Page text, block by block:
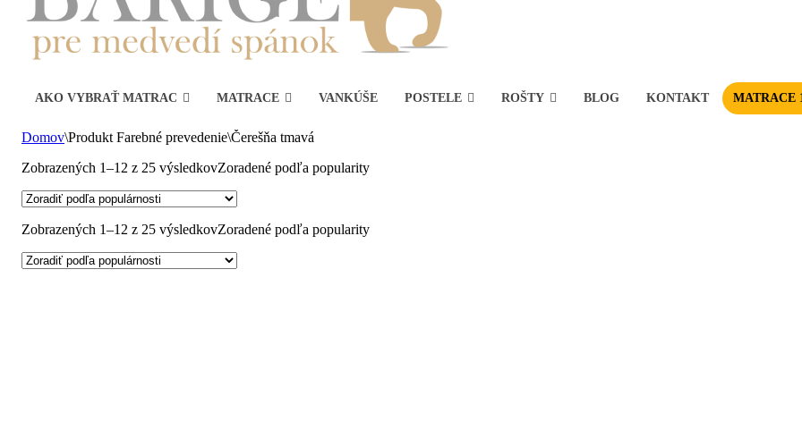
AKO VYBRAŤ MATRAC MATRACE VANKÚŠE POSTELE ROŠTY BLOG KONTAKT MATRACE
Domov\Produkt Farebné prevedenie\Čerešňa tmavá
Zobrazených 1–12 z 25 výsledkovZoradené podľa popularity
Zobrazených 1–12 z 25 výsledkovZoradené podľa popularity